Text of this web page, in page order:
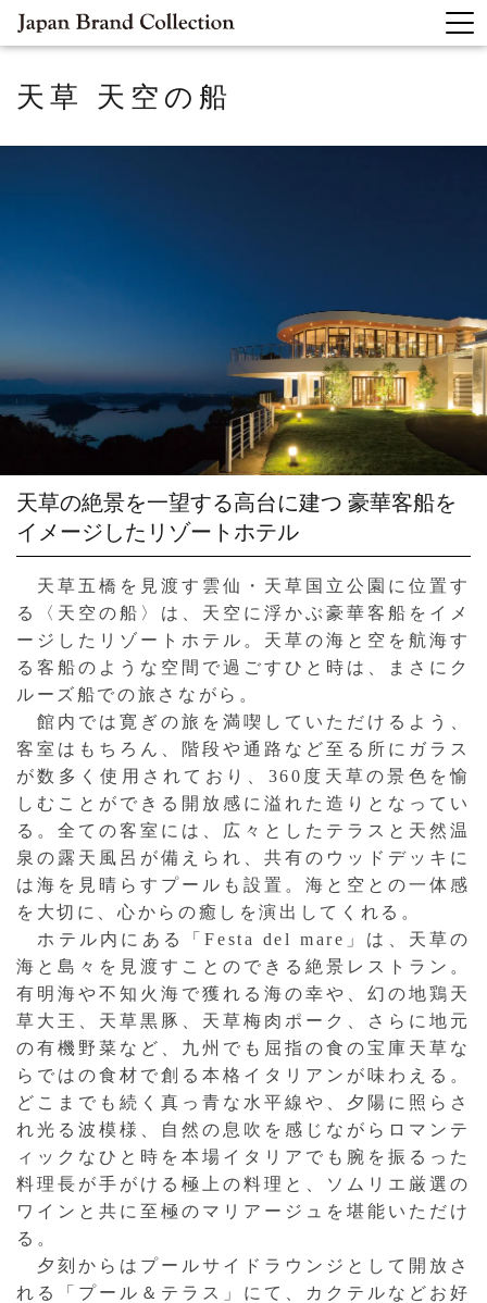
天草 天空の船
天草の絶景を一望する高台に建つ 豪華客船を
イメージしたリゾートホテル
天草五橋を見渡す雲仙・天草国立公園に位置す
る〈天空の船〉は、天空に浮かぶ豪華客船をイメ
ージしたリゾートホテル。天草の海と空を航海す
る客船のような空間で過ごすひと時は、まさにク
ルーズ船での旅さながら。
館内では寛ぎの旅を満喫していただけるよう、
客室はもちろん、階段や通路など至る所にガラス
が数多く使用されており、360度天草の景色を愉
しむことができる開放感に溢れた造りとなってい
る。全ての客室には、広々としたテラスと天然温
泉の露天風呂が備えられ、共有のウッドデッキに
は海を見晴らすプールも設置。海と空との一体感
を大切に、心からの癒しを演出してくれる。
ホテル内にある「Festa del mare」は、天草の
海と島々を見渡すことのできる絶景レストラン。
有明海や不知火海で獲れる海の幸や、幻の地鶏天
草大王、天草黒豚、天草梅肉ポーク、さらに地元
の有機野菜など、九州でも屈指の食の宝庫天草な
らではの食材で創る本格イタリアンが味わえる。
どこまでも続く真っ青な水平線や、夕陽に照らさ
れ光る波模様、自然の息吹を感じながらロマンテ
ィックなひと時を本場イタリアでも腕を振るった
料理長が手がける極上の料理と、ソムリエ厳選の
ワインと共に至極のマリアージュを堪能いただけ
る。
夕刻からはプールサイドラウンジとして開放さ
れる「プール＆テラス」にて、カクテルなどお好